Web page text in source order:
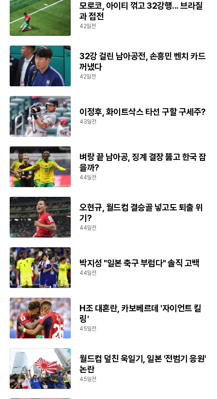
모로코, 아이티 꺾고 32강행... 브라질
과 접전
42일전
32강 걸린 남아공전, 손흥민 벤치 카드
꺼냈다
42일전
이정후, 화이트삭스 타선 구할 구세주?
43일전
벼랑 끝 남아공, 징계 결장 뚫고 한국 잡
을까?
44일전
오현규, 월드컵 결승골 넣고도 퇴출 위
기?
44일전
박지성 "일본 축구 부럽다" 솔직 고백
44일전
H조 대혼란, 카보베르데 '자이언트 킬
링'
45일전
월드컵 덮친 욱일기, 일본 '전범기 응원'
논란
45일전